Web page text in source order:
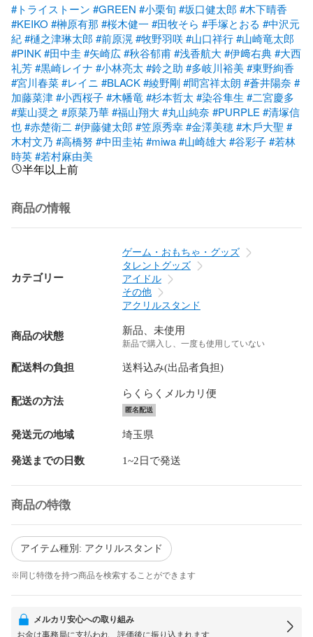
#トライストーン #GREEN #⼩栗旬 #坂⼝健太郎 #⽊下晴⾹
#KEIKO #榊原有那 #桜⽊健⼀ #⽥牧そら #手塚とおる #中沢元
紀#樋之津琳太郎 #前原滉 #牧野⽻咲#⼭⼝祥⾏#山崎竜太郎
#PINK#⽥中圭 #⽮崎広#秋⾕郁甫#浅⾹航⼤#伊﨑右典#⼤⻄
礼芳#黒崎レイナ #⼩林亮太 #鈴之助 #多岐川裕美#東野絢⾹
#宮川春菜#レイニ #BLACK#綾野剛#間宮祥太朗 #蒼井陽奈 #
加藤菜津#⼩⻄桜⼦#⽊幡⻯ #杉本哲太 #染⾕隼⽣ #⼆宮慶多
#葉⼭奨之 #原菜乃華#福⼭翔⼤#丸⼭純奈 #PURPLE #清塚信
也#⾚楚衛⼆ #伊藤健太郎 #笠原秀幸#⾦澤美穂#⽊⼾⼤聖 #
⽊村⽂乃 #⾼橋努 #中⽥圭祐#miwa#⼭崎雄⼤#⾕彩⼦#若林
時英#若村⿇由美
半年以上前
商品の情報
カテゴリー
ゲーム・おもちゃ・グッズ
タレントグッズ
アイドル
その他
アクリルスタンド
商品の状態 新品、未使用
新品で購入し、一度も使用していない
配送料の負担 送料込み(出品者負担)
配送の方法
らくらくメルカリ便
匿名配送
発送元の地域 埼玉県
発送までの日数 1~2日で発送
商品の特徴
アイテム種別: アクリルスタンド
※同じ特徴を持つ商品を検索することができます
メルカリ安心への取り組み
お金は事務局に支払われ、評価後に振り込まれます